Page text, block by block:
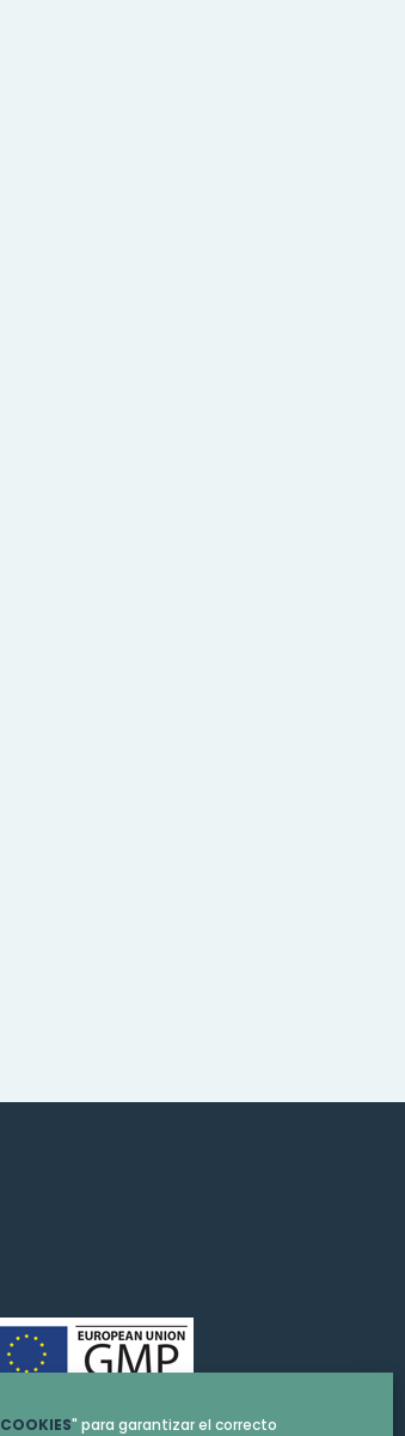
COOKIES" para garantizar el correcto